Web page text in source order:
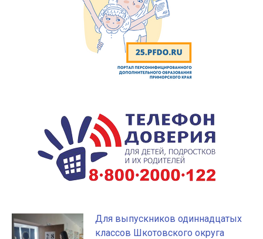
Для выпускников одиннадцатых
классов Шкотовского округа